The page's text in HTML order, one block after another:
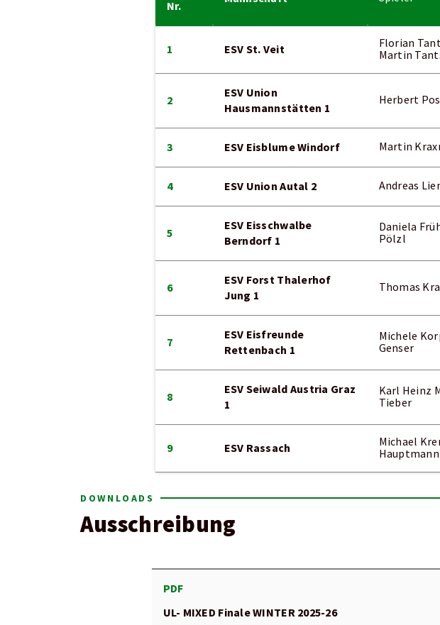
Nr.
1 ESV St. Veit
Florian
Martin
2
ESV Union
Hausmannstätten 1
Herbert
3 ESV Eisblume Windorf Martin
4 ESV Union Autal 2 Andreas
5
ESV Eisschwalbe
Berndorf 1
Daniela
Pölzl
6
ESV Forst Thalerhof
Jung 1
Thomas
7
ESV Eisfreunde
Rettenbach 1
Michele
Genser
8
ESV Seiwald Austria Graz
1
Karl Heinz
Tieber
9 ESV Rassach
Michael
DOWNLOADS
Ausschreibung
PDF
UL- MIXED Finale WINTER 2025-26